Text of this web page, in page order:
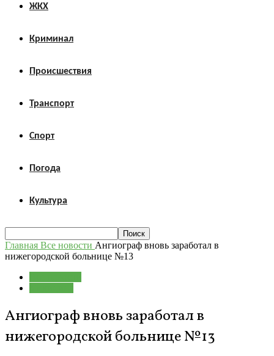
ЖКХ
Криминал
Происшествия
Транспорт
Спорт
Погода
Культура
Главная Все новости Ангиограф вновь заработал в
нижегородской больнице №13
Ангиограф вновь заработал в
нижегородской больнице №13